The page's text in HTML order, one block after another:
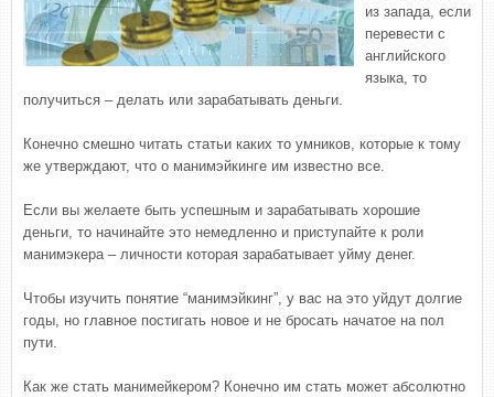
из запада, если
перевести с
английского
языка, то
получиться – делать или зарабатывать деньги.
Конечно смешно читать статьи каких то умников, которые к тому
же утверждают, что о манимэйкинге им известно все.
Если вы желаете быть успешным и зарабатывать хорошие
деньги, то начинайте это немедленно и приступайте к роли
манимэкера – личности которая зарабатывает уйму денег.
Чтобы изучить понятие “манимэйкинг”, у вас на это уйдут долгие
годы, но главное постигать новое и не бросать начатое на пол
пути.
Как же стать манимейкером? Конечно им стать может абсолютно